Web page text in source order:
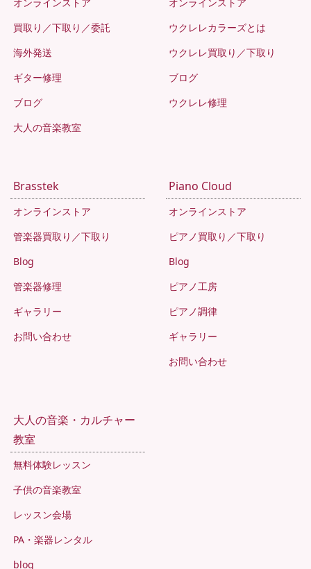
オンラインストア
買取り／下取り／委託
海外発送
ギター修理
ブログ
大人の音楽教室
オンラインストア
ウクレレカラーズとは
ウクレレ買取り／下取り
ブログ
ウクレレ修理
Brasstek
オンラインストア
管楽器買取り／下取り
Blog
管楽器修理
ギャラリー
お問い合わせ
Piano Cloud
オンラインストア
ピアノ買取り／下取り
Blog
ピアノ工房
ピアノ調律
ギャラリー
お問い合わせ
大人の音楽・カルチャー
教室
無料体験レッスン
子供の音楽教室
レッスン会場
PA・楽器レンタル
blog